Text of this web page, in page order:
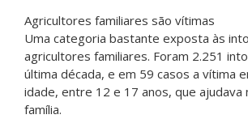
Agricultores familiares são vítimas
Uma categoria bastante exposta às
agricultores familiares. Foram 2.251
última década, e em 59 casos a vítima
idade, entre 12 e 17 anos, que ajudava
família.